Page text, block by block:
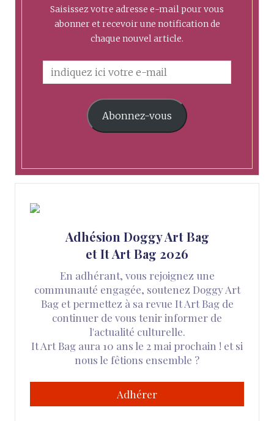
Saisissez votre adresse e-mail pour vous
abonner et recevoir une notification de
chaque nouvel article.
Abonnez-vous
Adhésion Doggy Art Bag
et It Art Bag 2026
En adhérant, vous rejoignez une
communauté engagée, soutenez Doggy Art
Bag et permettez à sa revue It Art Bag de
continuer de vous tenir informer de
l'actualité culturelle.
It Art Bag aura 10 ans le 2 mai prochain ! et si
nous le fêtions ensemble ?
Adhérer